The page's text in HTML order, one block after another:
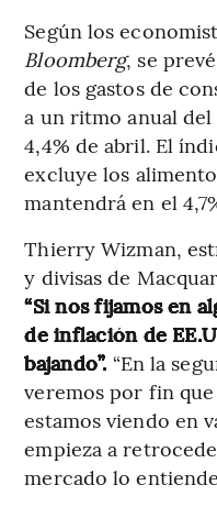
Según los
Bloomberg, se
de los gastos de
a un ritmo anual
4,4% de abril. El
excluye los
mantendrá en el
Thierry Wizman,
y divisas de
“Si nos fijamos en
de inflación de
bajando”. “En la
veremos por fin
estamos viendo en
empieza a
mercado lo